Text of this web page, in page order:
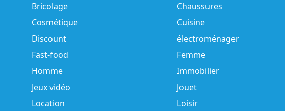
Bricolage
Chaussures
Cosmétique
Cuisine
Discount
électroménager
Fast-food
Femme
Homme
Immobilier
Jeux vidéo
Jouet
Location Loisir